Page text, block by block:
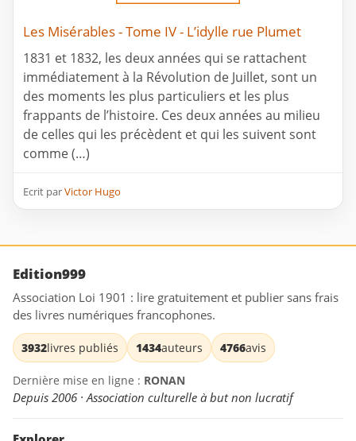
Les Misérables - Tome IV - L’idylle rue Plumet
1831 et 1832, les deux années qui se rattachent
immédiatement à la Révolution de Juillet, sont un
des moments les plus particuliers et les plus
frappants de l’histoire. Ces deux années au milieu
de celles qui les précèdent et qui les suivent sont
comme (…)
Ecrit parVictor Hugo
Edition999
Association Loi 1901 : lire gratuitement et publier sans frais
des livres numériques francophones.
3932livres publiés 1434auteurs 4766avis
Dernière mise en ligne : RONAN
Depuis 2006 · Association culturelle à but non lucratif